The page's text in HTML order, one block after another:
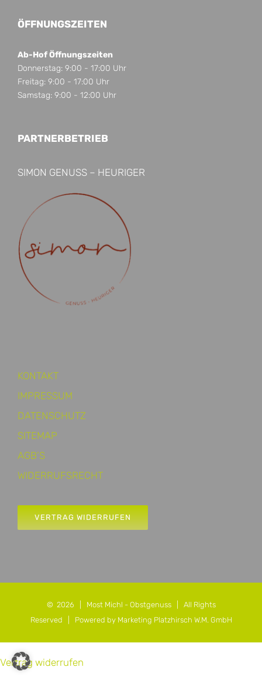
ÖFFNUNGSZEITEN
Ab-Hof Öffnungszeiten
Donnerstag: 9:00 - 17:00 Uhr
Freitag: 9:00 - 17:00 Uhr
Samstag: 9:00 - 12:00 Uhr
PARTNERBETRIEB
SIMON GENUSS – HEURIGER
KONTAKT
IMPRESSUM
DATENSCHUTZ
SITEMAP
AGB’S
WIDERRUFSRECHT
VERTRAG WIDERRUFEN
© 2026 | Most Michl - Obstgenuss| All Rights
Reserved | Powered by Marketing Platzhirsch W.M. GmbH
Vertrag widerrufen